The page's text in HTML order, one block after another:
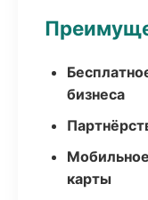
бизнеса
карты